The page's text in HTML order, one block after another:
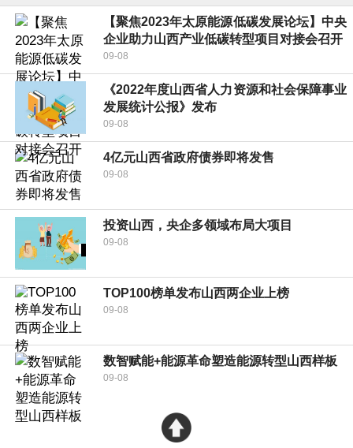
【聚焦2023年太原能源低碳发展论坛】中央
企业助力山西产业低碳转型项目对接会召开
09-08
《2022年度山西省人力资源和社会保障事业
发展统计公报》发布
09-08
4亿元山西省政府债券即将发售
09-08
投资山西，央企多领域布局大项目
09-08
TOP100榜单发布山西两企业上榜
09-08
数智赋能+能源革命塑造能源转型山西样板
09-08